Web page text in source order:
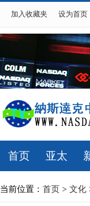
加入收藏夹 设为首页
首页 亚太
当前位置： 首页 > 文化